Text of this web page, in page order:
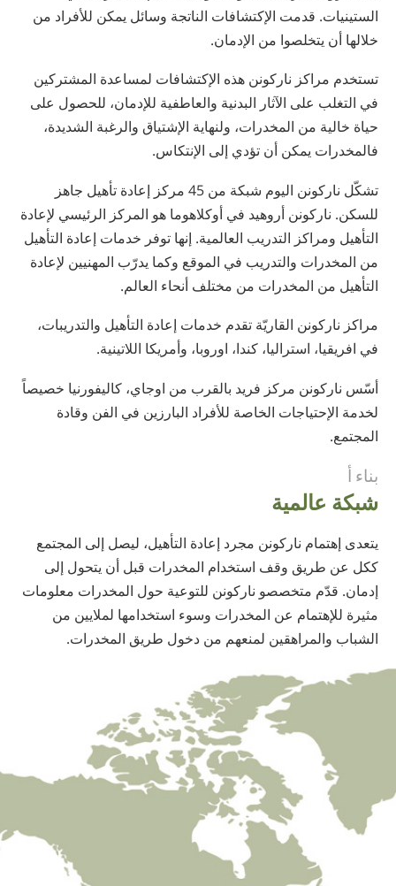
جميع المناطق / اللغات
الستينيات. قدمت الإكتشافات الناتجة وسائل يمكن للأفراد من
خلالها أن يتخلصوا من الإدمان.
تستخدم مراكز ناركونن هذه الإكتشافات لمساعدة المشتركين
في التغلب على الآثار البدنية والعاطفية للإدمان، للحصول على
حياة خالية من المخدرات، ولنهاية الإشتياق والرغبة الشديدة،
فالمخدرات يمكن أن تؤدي إلى الإنتكاس.
تشكّل ناركونن اليوم شبكة من 45 مركز إعادة تأهيل جاهز
للسكن. ناركونن أروهيد في أوكلاهوما هو المركز الرئيسي لإعادة
التأهيل ومراكز التدريب العالمية. إنها توفر خدمات إعادة التأهيل
من المخدرات والتدريب في الموقع وكما يدرّب المهنيين لإعادة
التأهيل من المخدرات من مختلف أنحاء العالم.
مراكز ناركونن القاريّة تقدم خدمات إعادة التأهيل والتدريبات،
في افريقيا، استراليا، كندا، اوروبا، وأمريكا اللاتينية.
أسّس ناركونن مركز فريد بالقرب من اوجاي، كاليفورنيا خصيصاً
لخدمة الإحتياجات الخاصة للأفراد البارزين في الفن وقادة
المجتمع.
بناء أ
شبكة عالمية
يتعدى إهتمام ناركونن مجرد إعادة التأهيل، ليصل إلى المجتمع
ككل عن طريق وقف استخدام المخدرات قبل أن يتحول إلى
إدمان. قدّم متخصصو ناركونن للتوعية حول المخدرات معلومات
مثيرة للإهتمام عن المخدرات وسوء استخدامها لملايين من
الشباب والمراهقين لمنعهم من دخول طريق المخدرات.